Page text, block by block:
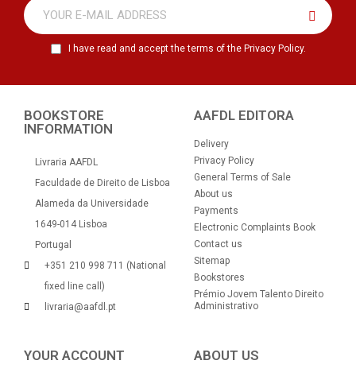
I have read and accept the terms of the Privacy Policy.
BOOKSTORE
INFORMATION
Livraria AAFDL
Faculdade de Direito de Lisboa
Alameda da Universidade
1649-014 Lisboa
Portugal
+351 210 998 711 (National
fixed line call)
livraria@aafdl.pt
AAFDL EDITORA
Delivery
Privacy Policy
General Terms of Sale
About us
Payments
Electronic Complaints Book
Contact us
Sitemap
Bookstores
Prémio Jovem Talento Direito
Administrativo
YOUR ACCOUNT ABOUT US